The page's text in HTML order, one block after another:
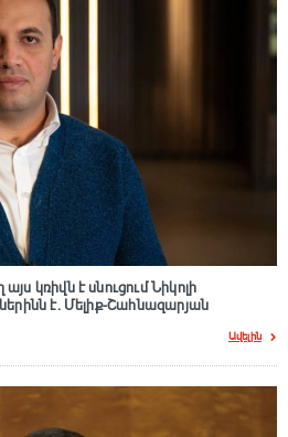
կռիվն է սնուցում Նիկոլի
է. Մելիք-Շահնազարյան
Ավելին